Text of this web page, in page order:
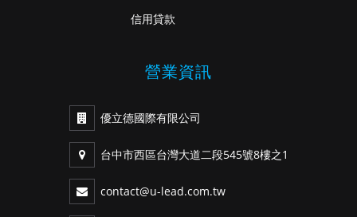
信用貸款
營業資訊
優立德國際有限公司
台中市西區台灣大道二段545號8樓之1
contact@u-lead.com.tw